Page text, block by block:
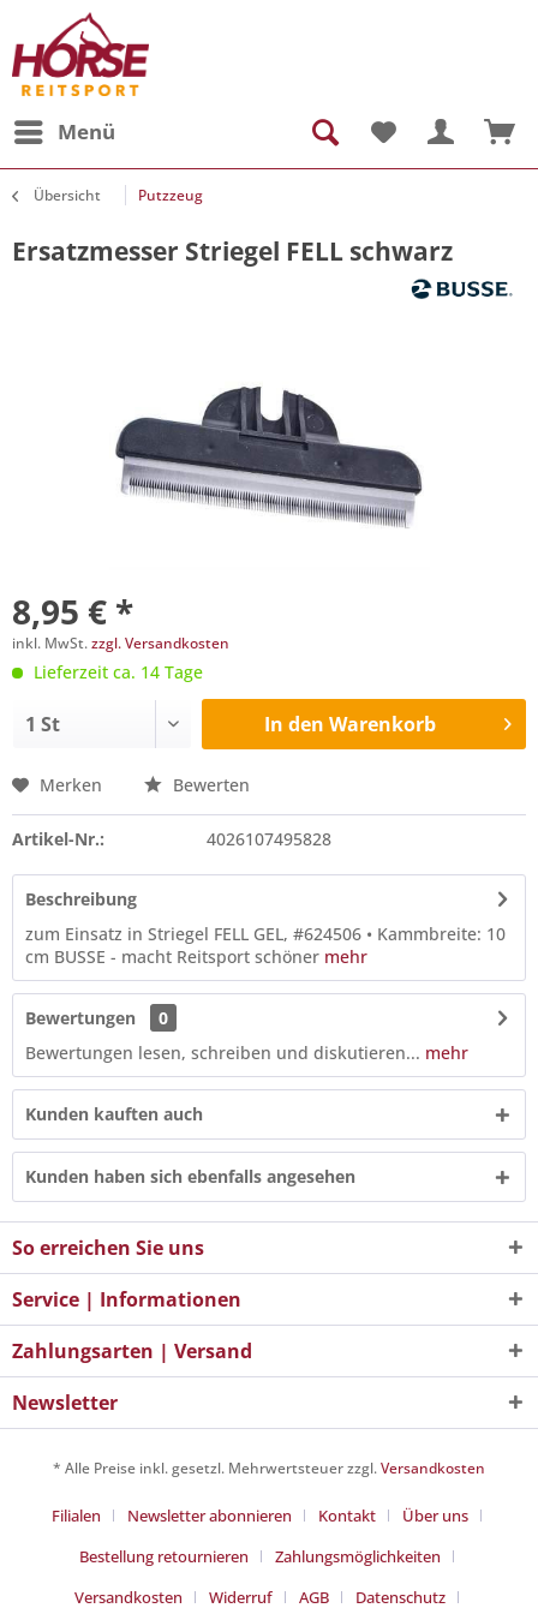
Menü
Übersicht Putzzeug
Ersatzmesser Striegel FELL schwarz
8,95 € *
inkl. MwSt.zzgl. Versandkosten
Lieferzeit ca. 14 Tage
In den Warenkorb
Merken Bewerten
Artikel-Nr.: 4026107495828
Beschreibung
zum Einsatz in Striegel FELL GEL, #624506 • Kammbreite: 10
cm BUSSE - macht Reitsport schöner mehr
Bewertungen
0
Bewertungen lesen, schreiben und diskutieren... mehr
Kunden kauften auch
Kunden haben sich ebenfalls angesehen
So erreichen Sie uns
Service | Informationen
Zahlungsarten | Versand
Newsletter
* Alle Preise inkl. gesetzl. Mehrwertsteuer zzgl.Versandkosten
Filialen Newsletter abonnieren Kontakt
Über uns
Bestellung retournieren
Zahlungsmöglichkeiten
Versandkosten
Widerruf AGB Datenschutz